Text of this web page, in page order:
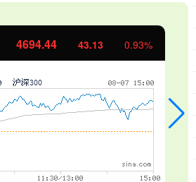
1134.24 11.37 1.01%